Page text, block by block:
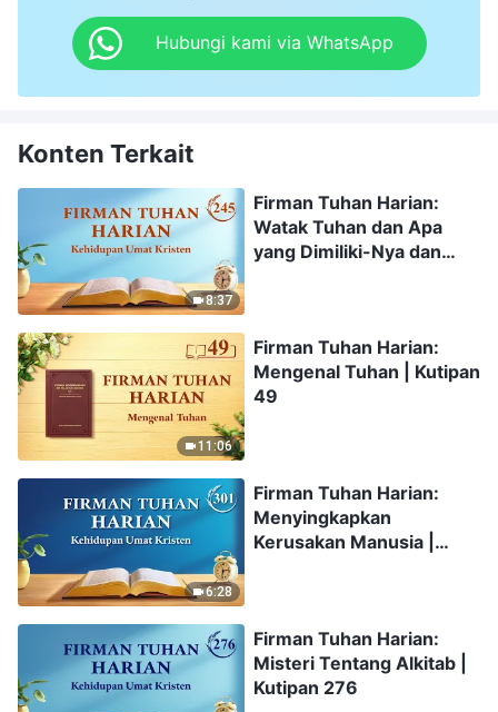
Hubungi kami via WhatsApp
Konten Terkait
8:37
Firman Tuhan Harian:
Watak Tuhan dan Apa
yang Dimiliki-Nya dan
11:06
Firman Tuhan Harian:
Mengenal Tuhan | Kutipan
49
6:28
Firman Tuhan Harian:
Menyingkapkan
Kerusakan Manusia |
Firman Tuhan Harian:
Misteri Tentang Alkitab |
Kutipan 276